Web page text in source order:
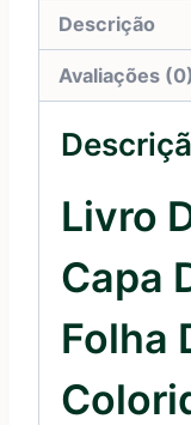
Descrição
Avaliações (0)
Livro
Capa
Folha